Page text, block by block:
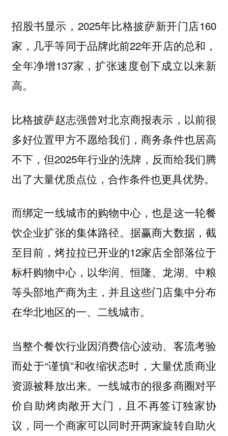
招股书显示，2025年比格披萨新开门店160
家，几乎等同于品牌此前22年开店的总和，
全年净增137家，扩张速度创下成立以来新
高。
比格披萨赵志强曾对北京商报表示，以前很
多好位置甲方不愿给我们，商务条件也居高
不下，但2025年行业的洗牌，反而给我们腾
出了大量优质点位，合作条件也更具优势。
而绑定一线城市的购物中心，也是这一轮餐
饮企业扩张的集体路径。据赢商大数据，截
至目前，烤拉拉已开业的12家店全部落位于
标杆购物中心，以华润、恒隆、龙湖、中粮
等头部地产商为主，并且这些门店集中分布
在华北地区的一、二线城市。
当整个餐饮行业因消费信心波动、客流考验
而处于“谨慎”和收缩状态时，大量优质商业
资源被释放出来。一线城市的很多商圈对平
价自助烤肉敞开大门，且不再签订独家协
议，同一个商家可以同时开两家旋转自助火